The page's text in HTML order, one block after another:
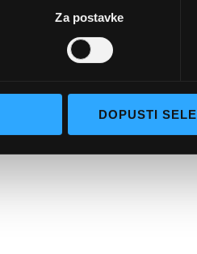
Za postavke
DOPUSTI
selection